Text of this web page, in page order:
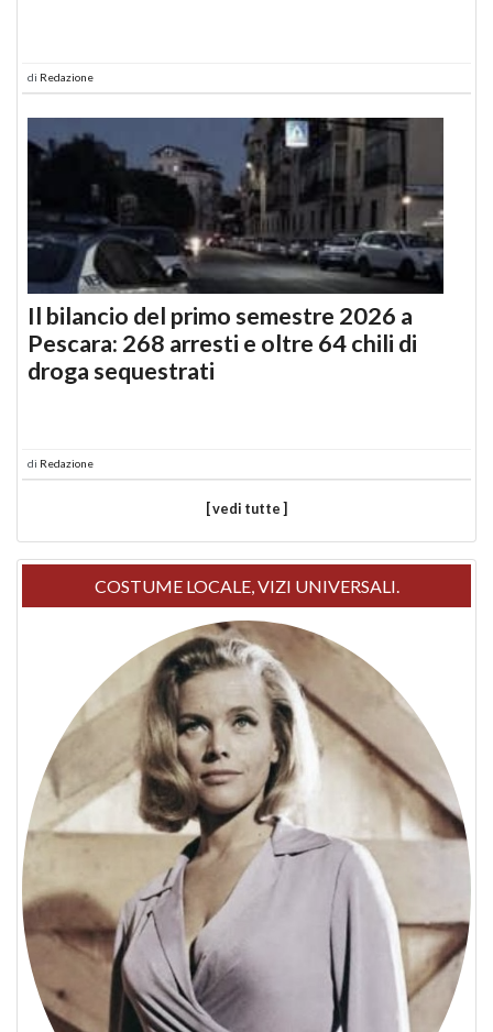
di Redazione
Il bilancio del primo semestre 2026 a
Pescara: 268 arresti e oltre 64 chili di
droga sequestrati
di Redazione
[ vedi tutte ]
COSTUME LOCALE, VIZI UNIVERSALI.